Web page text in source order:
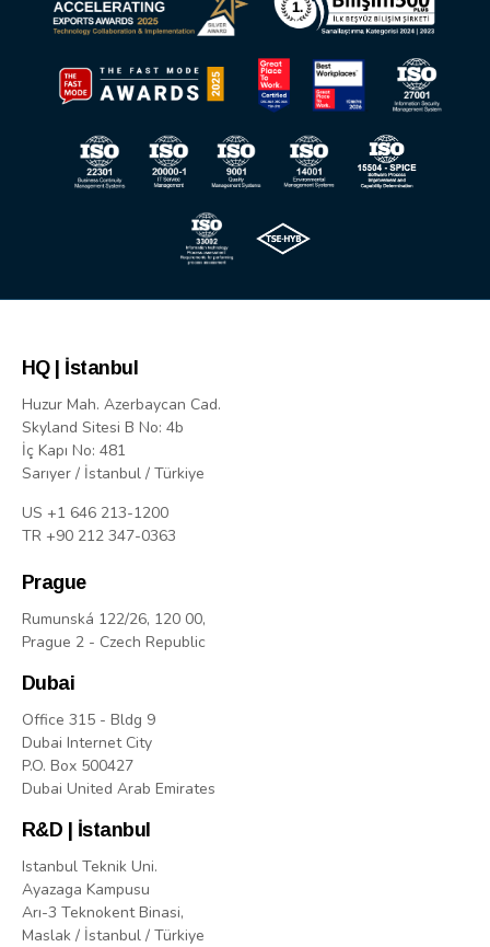
HQ | İstanbul
Huzur Mah. Azerbaycan Cad.
Skyland Sitesi B No: 4b
İç Kapı No: 481
Sarıyer / İstanbul / Türkiye
US +1 646 213-1200
TR +90 212 347-0363
Prague
Rumunská 122/26, 120 00,
Prague 2 - Czech Republic
Dubai
Office 315 - Bldg 9
Dubai Internet City
P.O. Box 500427
Dubai United Arab Emirates
R&D | İstanbul
Istanbul Teknik Uni.
Ayazaga Kampusu
Arı-3 Teknokent Binasi,
Maslak / İstanbul / Türkiye